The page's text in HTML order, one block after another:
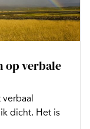
op verbale
dicht. Het is